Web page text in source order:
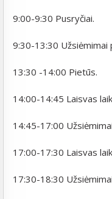
9:00-9:30 Pusryčiai.
9:30-13:30 Užsiėmimai
13:30 -14:00 Pietūs.
14:00-14:45 Laisvas
14:45-17:00
17:00-17:30 Laisvas
17:30-18:30